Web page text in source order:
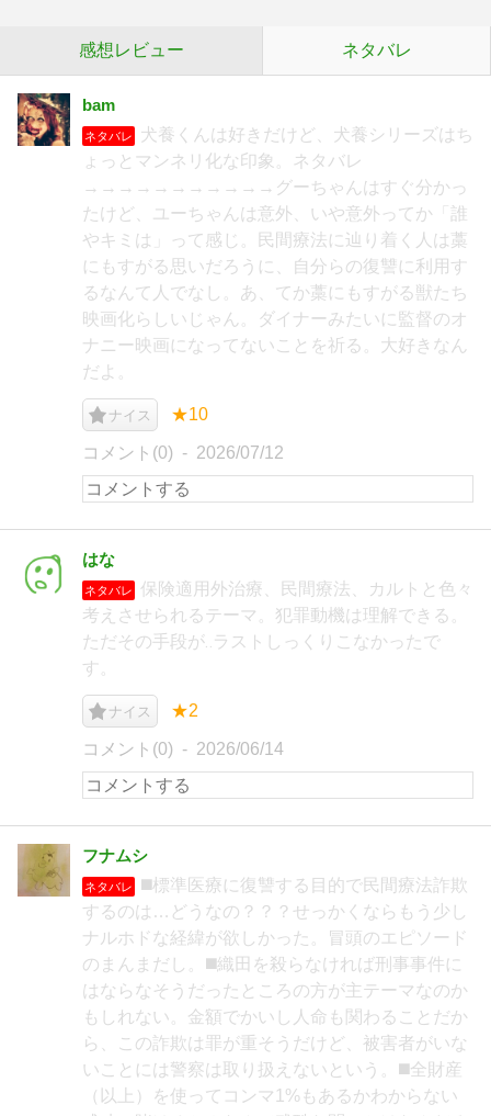
感想レビュー ネタバレ
bam
ネタバレ
犬養くんは好きだけど、犬養シリーズはち
ょっとマンネリ化な印象。ネタバレ
→→→→→→→→→→→グーちゃんはすぐ分かっ
たけど、ユーちゃんは意外、いや意外ってか「誰
やキミは」って感じ。民間療法に辿り着く人は藁
にもすがる思いだろうに、自分らの復讐に利用す
るなんて人でなし。あ、てか藁にもすがる獣たち
映画化らしいじゃん。ダイナーみたいに監督のオ
ナニー映画になってないことを祈る。大好きなん
だよ。
ナイス ★10
コメント(0) 2026/07/12
はな
ネタバレ
保険適用外治療、民間療法、カルトと色々
考えさせられるテーマ。犯罪動機は理解できる。
ただその手段が‥ラストしっくりこなかったで
す。
ナイス ★2
コメント(0) 2026/06/14
フナムシ
ネタバレ
◼️標準医療に復讐する目的で民間療法詐欺
するのは…どうなの？？？せっかくならもう少し
ナルホドな経緯が欲しかった。冒頭のエピソード
のまんまだし。◼️織田を殺らなければ刑事事件に
はならなそうだったところの方が主テーマなのか
もしれない。金額でかいし人命も関わることだか
ら、この詐欺は罪が重そうだけど、被害者がいな
いことには警察は取り扱えないという。◼️全財産
（以上）を使ってコンマ1%もあるかわからない